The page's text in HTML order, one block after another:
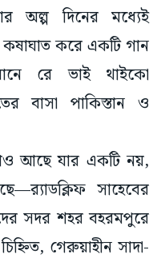
করে একটি গান
রে ভাই থাইকো
বাসা পাকিস্তান ও
আছে যার একটি নয়,
সাহেবের
সদর শহর বহরমপুরে
গেরুয়াহীন সাদা-
গায়ক সুধীন সেন